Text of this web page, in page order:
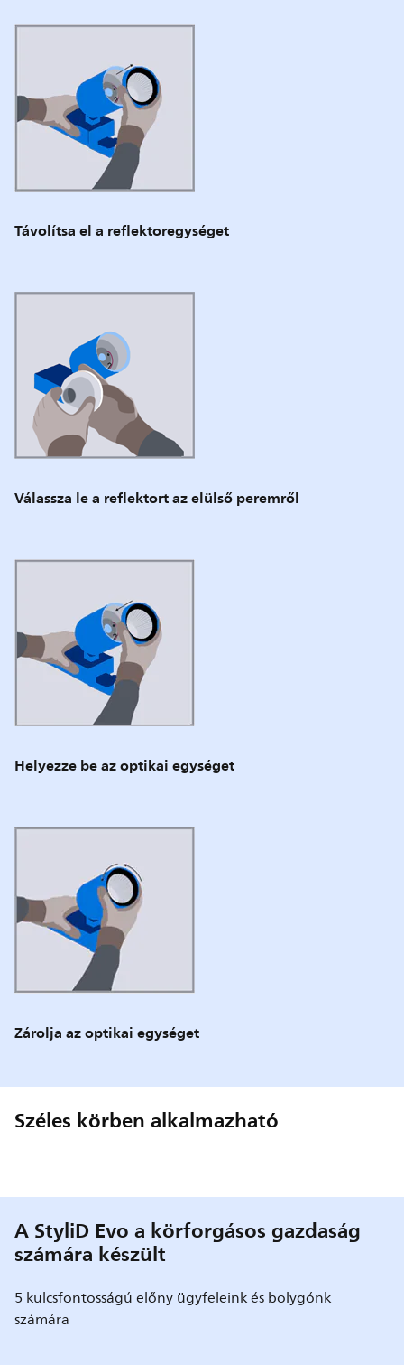
Távolítsa el a reflektoregységet
Válassza le a reflektort az elülső peremről
Helyezze be az optikai egységet
Zárolja az optikai egységet
Széles körben alkalmazható
A StyliD Evo a körforgásos gazdaság
számára készült
5 kulcsfontosságú előny ügyfeleink és bolygónk
számára